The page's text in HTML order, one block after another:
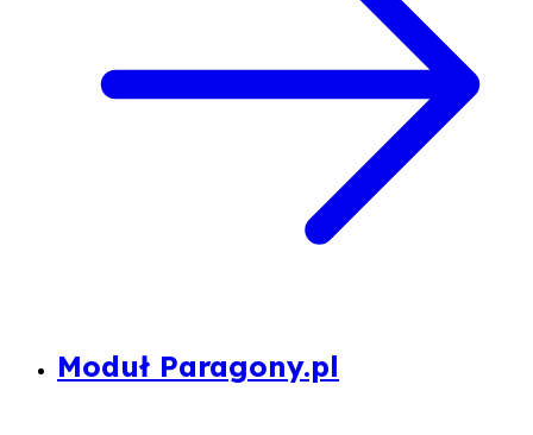
Moduł Paragony.pl